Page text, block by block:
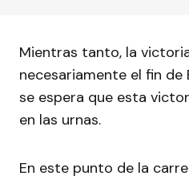
Mientras tanto, la
necesariamente el fin de
se espera que esta
en las urnas.
En este punto de la